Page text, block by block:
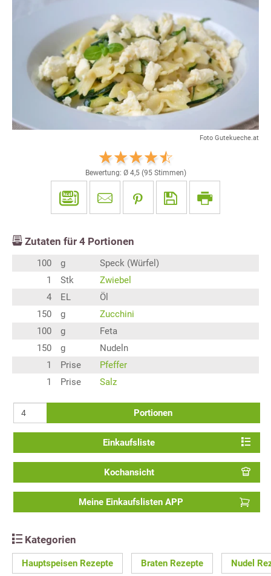
Foto Gutekueche.at
Bewertung: Ø 4,5(95Stimmen)
Zutaten für 4 Portionen
100 g
Speck (Würfel)
1
Stk
Zwiebel
4
EL
Öl
150
g
Zucchini
100
g
Feta
150
g
Nudeln
1
Prise
Pfeffer
1
Prise Salz
Portionen
Einkaufsliste
Kochansicht
Meine Einkaufslisten APP
Kategorien
Hauptspeisen Rezepte Braten Rezepte Nudel